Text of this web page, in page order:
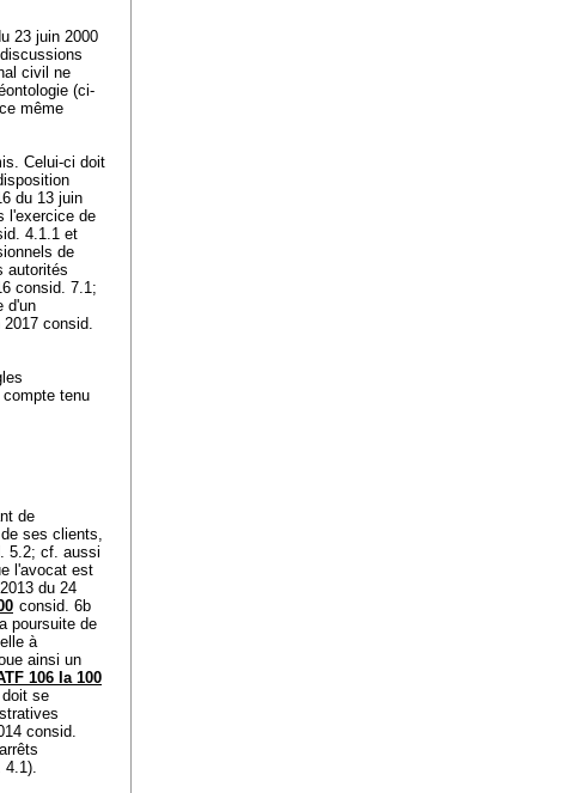
23 juin 2000
civil ne
(ci-
même
Celui-ci doit
du 13 juin
l'exercice de
4.1.1 et
de
autorités
consid. 7.1;
d'un
consid.
tenu
de
ses clients,
5.2; cf. aussi
l'avocat est
du 24
consid. 6b
poursuite de
à
ainsi un
106 Ia 100
se
consid.
4.1).